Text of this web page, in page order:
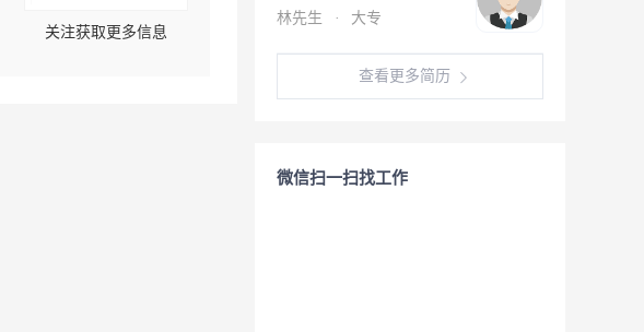
关注获取更多信息
林先生 · 大专
查看更多简历
微信扫一扫找工作